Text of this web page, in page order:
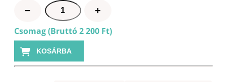
−
Hajópadló
kapocs
6mm
mennyiség
+
Csomag (Bruttó 2 200 Ft)
KOSÁRBA